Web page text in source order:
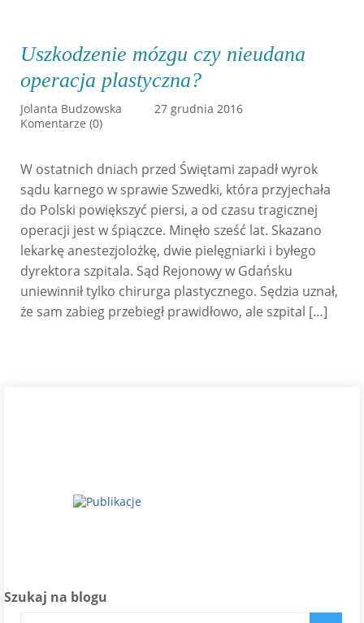
Uszkodzenie mózgu czy nieudana
operacja plastyczna?
Jolanta Budzowska
27 grudnia 2016
Komentarze (0)
W ostatnich dniach przed Świętami zapadł wyrok
sądu karnego w sprawie Szwedki, która przyjechała
do Polski powiększyć piersi, a od czasu tragicznej
operacji jest w śpiączce. Minęło sześć lat. Skazano
lekarkę anestezjolożkę, dwie pielęgniarki i byłego
dyrektora szpitala. Sąd Rejonowy w Gdańsku
uniewinnił tylko chirurga plastycznego. Sędzia uznał,
że sam zabieg przebiegł prawidłowo, ale szpital […]
Szukaj na blogu